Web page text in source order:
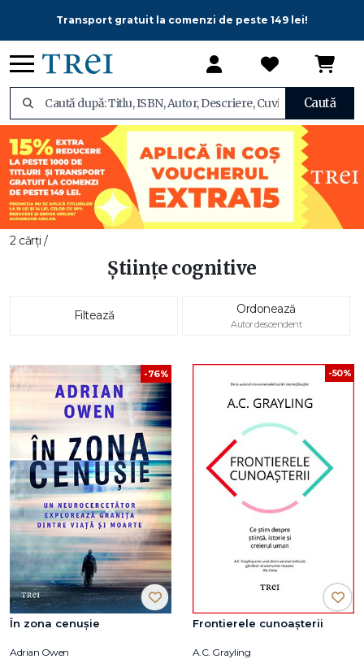
Transport gratuit la comenzi de peste 149 lei!
Caută
2 cărți /
Științe cognitive
Filtează Ordonează
Autor descendent
-76%
În zona cenușie
Adrian Owen
-50%
Frontierele cunoașterii
A.C. Grayling